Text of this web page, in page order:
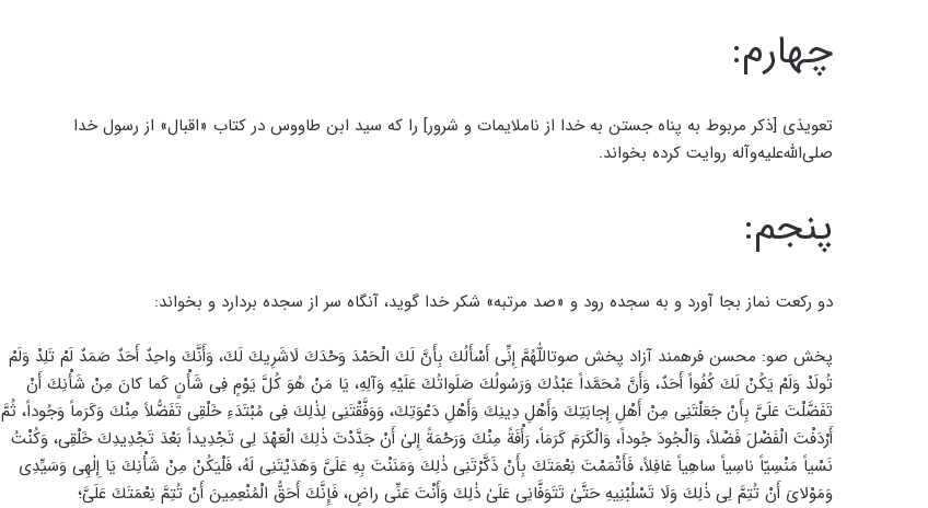
چهارم:
تعویذی [ذکر مربوط به پناه جستن به خدا از ناملایمات و شرور] را که سید ابن طاووس در کتاب «اقبال» از رسول خدا
صلی‌الله‌علیه‌وآله روایت کرده بخواند.
پنجم:
دو رکعت نماز بجا آورد و به سجده رود و «صد مرتبه» شکر خدا گوید، آنگاه سر از سجده بردارد و بخواند:
پخش صو: محسن فرهمند آزاد پخش صوتاللّٰهُمَّ إِنِّى أَسْأَلُكَ بِأَنَّ لَكَ الْحَمْدَ وَحْدَكَ لَاشَرِيكَ لَكَ، وَأَنَّكَ واحِدٌ أَحَدٌ صَمَدٌ لَمْ تَلِدْ وَلَمْ
تُولَدْ وَلَمْ يَكُنْ لَكَ كُفُواً أَحَدٌ، وَأَنَّ مُحَمَّداً عَبْدُكَ وَرَسُولُكَ صَلَواتُكَ عَلَيْهِ وَآلِهِ، يَا مَنْ هُوَ كُلَّ يَوْمٍ فِى شَأْنٍ كَما كانَ مِنْ شَأْنِكَ أَنْ
تَفَضَّلْتَ عَلَىَّ بِأَنْ جَعَلْتَنِى مِنْ أَهْلِ إِجابَتِكَ وَأَهْلِ دِينِكَ وَأَهْلِ دَعْوَتِكَ، وَوَفَّقْتَنِى لِذٰلِكَ فِى مُبْتَدَءِ خَلْقِى تَفَضُّلاً مِنْكَ وَكَرَماً وَجُوداً، ثُمَّ
أَرْدَفْتَ الْفَضْلَ فَضْلاً، وَالْجُودَ جُوداً، وَالْكَرَمَ كَرَمَاً، رَأْفَةً مِنْكَ وَرَحْمَةً إِلىٰ أَنْ جَدَّدْتَ ذٰلِكَ الْعَهْدَ لِى تَجْدِيداً بَعْدَ تَجْدِيدِكَ خَلْقِى، وَكُنْتُ
نَسْياً مَنْسِيّاً ناسِياً ساهِياً غافِلاً، فَأَتْمَمْتَ نِعْمَتَكَ بِأَنْ ذَكَّرْتَنِى ذٰلِكَ وَمَنَنْتَ بِهِ عَلَىَّ وَهَدَيْتَنِى لَهُ، فَلْيَكُنْ مِنْ شَأْنِكَ يَا إِلٰهِى وَسَيِّدِى
وَمَوْلاىَ أَنْ تُتِمَّ لِى ذٰلِكَ وَلَا تَسْلُبْنِيهِ حَتَّىٰ تَتَوَفَّانِى عَلَىٰ ذٰلِكَ وَأَنْتَ عَنِّى راضٍ، فَإِنَّكَ أَحَقُّ الْمُنْعِمِينَ أَنْ تُتِمَّ نِعْمَتَكَ عَلَىَّ؛